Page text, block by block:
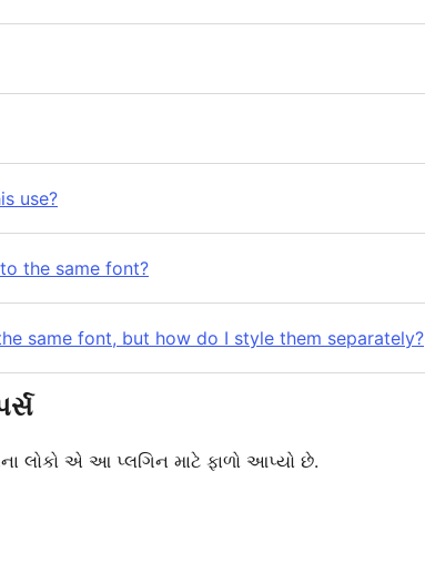
use?
the same font?
same font, but how do I style them separately?
લોકો એ આ પ્લગિન માટે ફાળો આપ્યો છે.